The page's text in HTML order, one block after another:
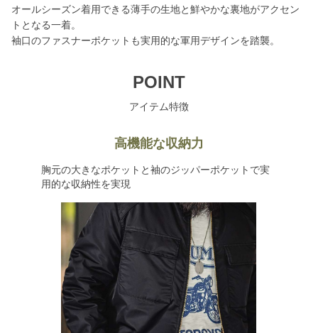
オールシーズン着用できる薄手の生地と鮮やかな裏地がアクセン
トとなる一着。
袖口のファスナーポケットも実用的な軍用デザインを踏襲。
POINT
アイテム特徴
高機能な収納力
胸元の大きなポケットと袖のジッパーポケットで実
用的な収納性を実現